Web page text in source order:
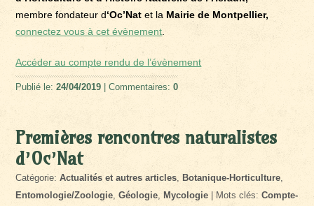
membre fondateur d‘Oc’Natet la Mairie de Montpellier,
connectez vous à cet évènement.
Accéder au compte rendu de l’évènement
Publié le:24/04/2019 | Commentaires:0
Premières rencontres naturalistes
d’Oc’Nat
Catégorie:Actualités et autres articles, Botanique-Horticulture,
Entomologie/Zoologie,Géologie, Mycologie | Mots clés:Compte-